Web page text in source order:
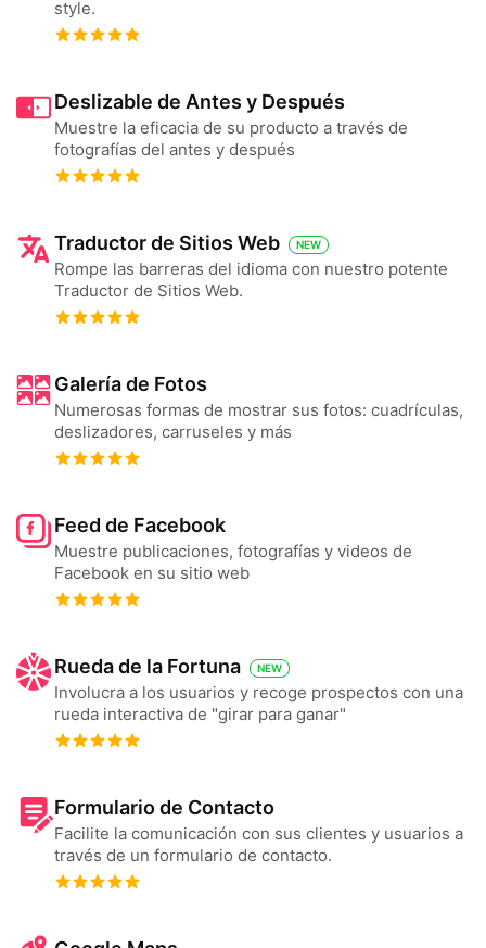
style.
Deslizable de Antes y Después
Muestre la eficacia de su producto a través de
fotografías del antes y después
Traductor de Sitios Web NEW
Rompe las barreras del idioma con nuestro potente
Traductor de Sitios Web.
Galería de Fotos
Numerosas formas de mostrar sus fotos: cuadrículas,
deslizadores, carruseles y más
Feed de Facebook
Muestre publicaciones, fotografías y videos de
Facebook en su sitio web
Rueda de la Fortuna NEW
Involucra a los usuarios y recoge prospectos con una
rueda interactiva de "girar para ganar"
Formulario de Сontacto
Facilite la comunicación con sus clientes y usuarios a
través de un formulario de contacto.